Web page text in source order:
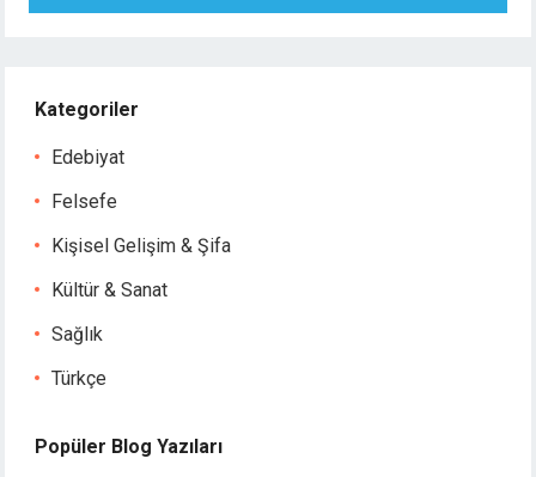
Kategoriler
Edebiyat
Felsefe
Kişisel Gelişim & Şifa
Kültür & Sanat
Sağlık
Türkçe
Popüler Blog Yazıları